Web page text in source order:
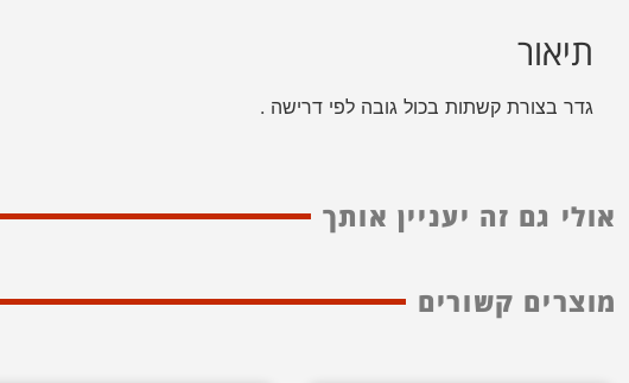
תיאור
גדר בצורת קשתות בכול גובה לפי דרישה .
אולי גם זה יעניין אותך
מוצרים קשורים